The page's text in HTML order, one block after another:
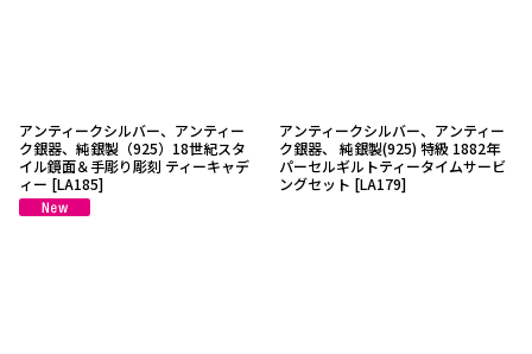
アンティークシルバー、アンティー
ク銀器、純銀製（925）18世紀スタ
イル鏡面＆手彫り彫刻 ティーキャデ
ィー [LA185]
アンティークシルバー、アンティー
ク銀器、 純銀製(925) 特級 1882年
パーセルギルトティータイムサービ
ングセット [LA179]